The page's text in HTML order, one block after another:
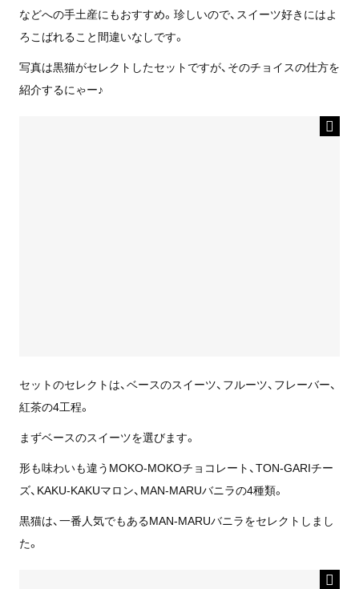
などへの手土産にもおすすめ。珍しいので、スイーツ好きにはよ
ろこばれること間違いなしです。
写真は黒猫がセレクトしたセットですが、そのチョイスの仕方を
紹介するにゃー♪
セットのセレクトは、ベースのスイーツ、フルーツ、フレーバー、
紅茶の4工程。
まずベースのスイーツを選びます。
形も味わいも違うMOKO-MOKOチョコレート、TON-GARIチー
ズ、KAKU-KAKUマロン、MAN-MARUバニラの4種類。
黒猫は、一番人気でもあるMAN-MARUバニラをセレクトしまし
た。